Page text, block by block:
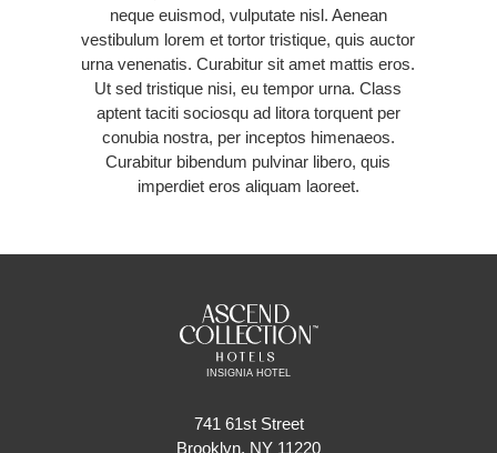
neque euismod, vulputate nisl. Aenean
vestibulum lorem et tortor tristique, quis auctor
urna venenatis. Curabitur sit amet mattis eros.
Ut sed tristique nisi, eu tempor urna. Class
aptent taciti sociosqu ad litora torquent per
conubia nostra, per inceptos himenaeos.
Curabitur bibendum pulvinar libero, quis
imperdiet eros aliquam laoreet.
INSIGNIA HOTEL
741 61st Street
Brooklyn, NY 11220